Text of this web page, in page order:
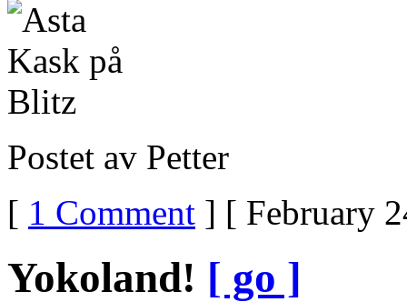
Postet av Petter
[ 1 Comment ] [ February
Yokoland! [ go ]